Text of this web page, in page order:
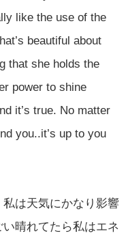
like the use of the
beautiful about
that she holds the
power to shine
it’s true. No matter
you..it’s up to you
は天気にかなり影響
晴れてたら私はエネ